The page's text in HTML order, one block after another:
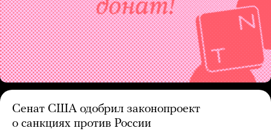
Сенат США одобрил законопроект
о санкциях против России